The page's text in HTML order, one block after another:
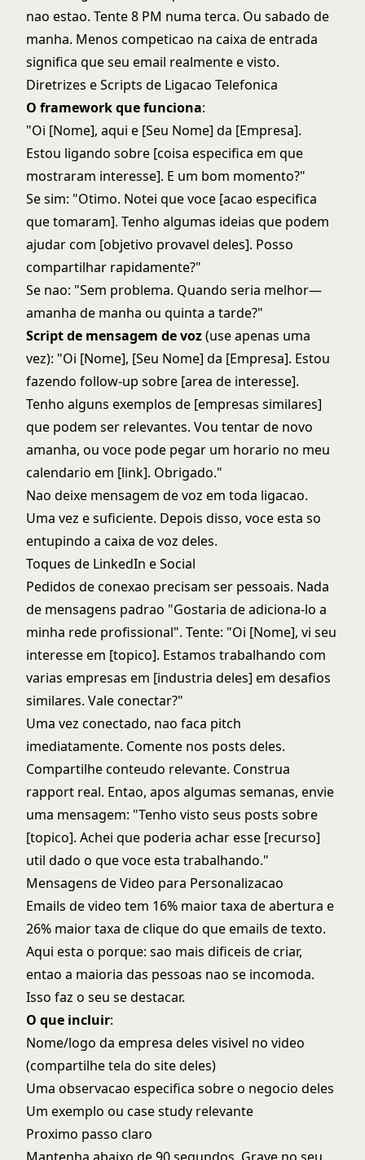
nao estao. Tente 8 PM numa terca. Ou sabado de
manha. Menos competicao na caixa de entrada
significa que seu email realmente e visto.
Diretrizes e Scripts de Ligacao Telefonica
O framework que funciona:
"Oi [Nome], aqui e [Seu Nome] da [Empresa].
Estou ligando sobre [coisa especifica em que
mostraram interesse]. E um bom momento?"
Se sim: "Otimo. Notei que voce [acao especifica
que tomaram]. Tenho algumas ideias que podem
ajudar com [objetivo provavel deles]. Posso
compartilhar rapidamente?"
Se nao: "Sem problema. Quando seria melhor—
amanha de manha ou quinta a tarde?"
Script de mensagem de voz(use apenas uma
vez): "Oi [Nome], [Seu Nome] da [Empresa]. Estou
fazendo follow-up sobre [area de interesse].
Tenho alguns exemplos de [empresas similares]
que podem ser relevantes. Vou tentar de novo
amanha, ou voce pode pegar um horario no meu
calendario em [link]. Obrigado."
Nao deixe mensagem de voz em toda ligacao.
Uma vez e suficiente. Depois disso, voce esta so
entupindo a caixa de voz deles.
Toques de LinkedIn e Social
Pedidos de conexao precisam ser pessoais. Nada
de mensagens padrao "Gostaria de adiciona-lo a
minha rede profissional". Tente: "Oi [Nome], vi seu
interesse em [topico]. Estamos trabalhando com
varias empresas em [industria deles] em desafios
similares. Vale conectar?"
Uma vez conectado, nao faca pitch
imediatamente. Comente nos posts deles.
Compartilhe conteudo relevante. Construa
rapport real. Entao, apos algumas semanas, envie
uma mensagem: "Tenho visto seus posts sobre
[topico]. Achei que poderia achar esse [recurso]
util dado o que voce esta trabalhando."
Mensagens de Video para Personalizacao
Emails de video tem 16% maior taxa de abertura e
26% maior taxa de clique do que emails de texto.
Aqui esta o porque: sao mais dificeis de criar,
entao a maioria das pessoas nao se incomoda.
Isso faz o seu se destacar.
O que incluir:
Nome/logo da empresa deles visivel no video
(compartilhe tela do site deles)
Uma observacao especifica sobre o negocio deles
Um exemplo ou case study relevante
Proximo passo claro